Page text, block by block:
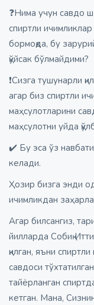
❓Нима учун савдо
спиртли
бормоқда, бу
қўйсак бўлмайдими?
❗️Сизга тушунарли
агар биз спиртли
маҳсулотларини
маҳсулотни уйда
✔️ Бу эса ўз
келади.
Ҳозир бизга энди
ичимликдан
Агар билсангиз,
йилларда Собиқ
қилган, яъни
савдоси
тайёрланган
кетган. Мана,